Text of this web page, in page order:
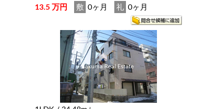
13.5 万円 敷 0ヶ月 礼 0ヶ月
2